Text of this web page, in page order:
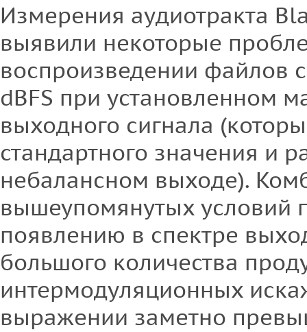
Измерения аудиотракта
выявили некоторые
воспроизведении файлов
dBFS при установленном
выходного сигнала
стандартного значения и
небалансном выходе).
вышеупомянутых условий
появлению в спектре
большого количества
интермодуляционных
выражении заметно